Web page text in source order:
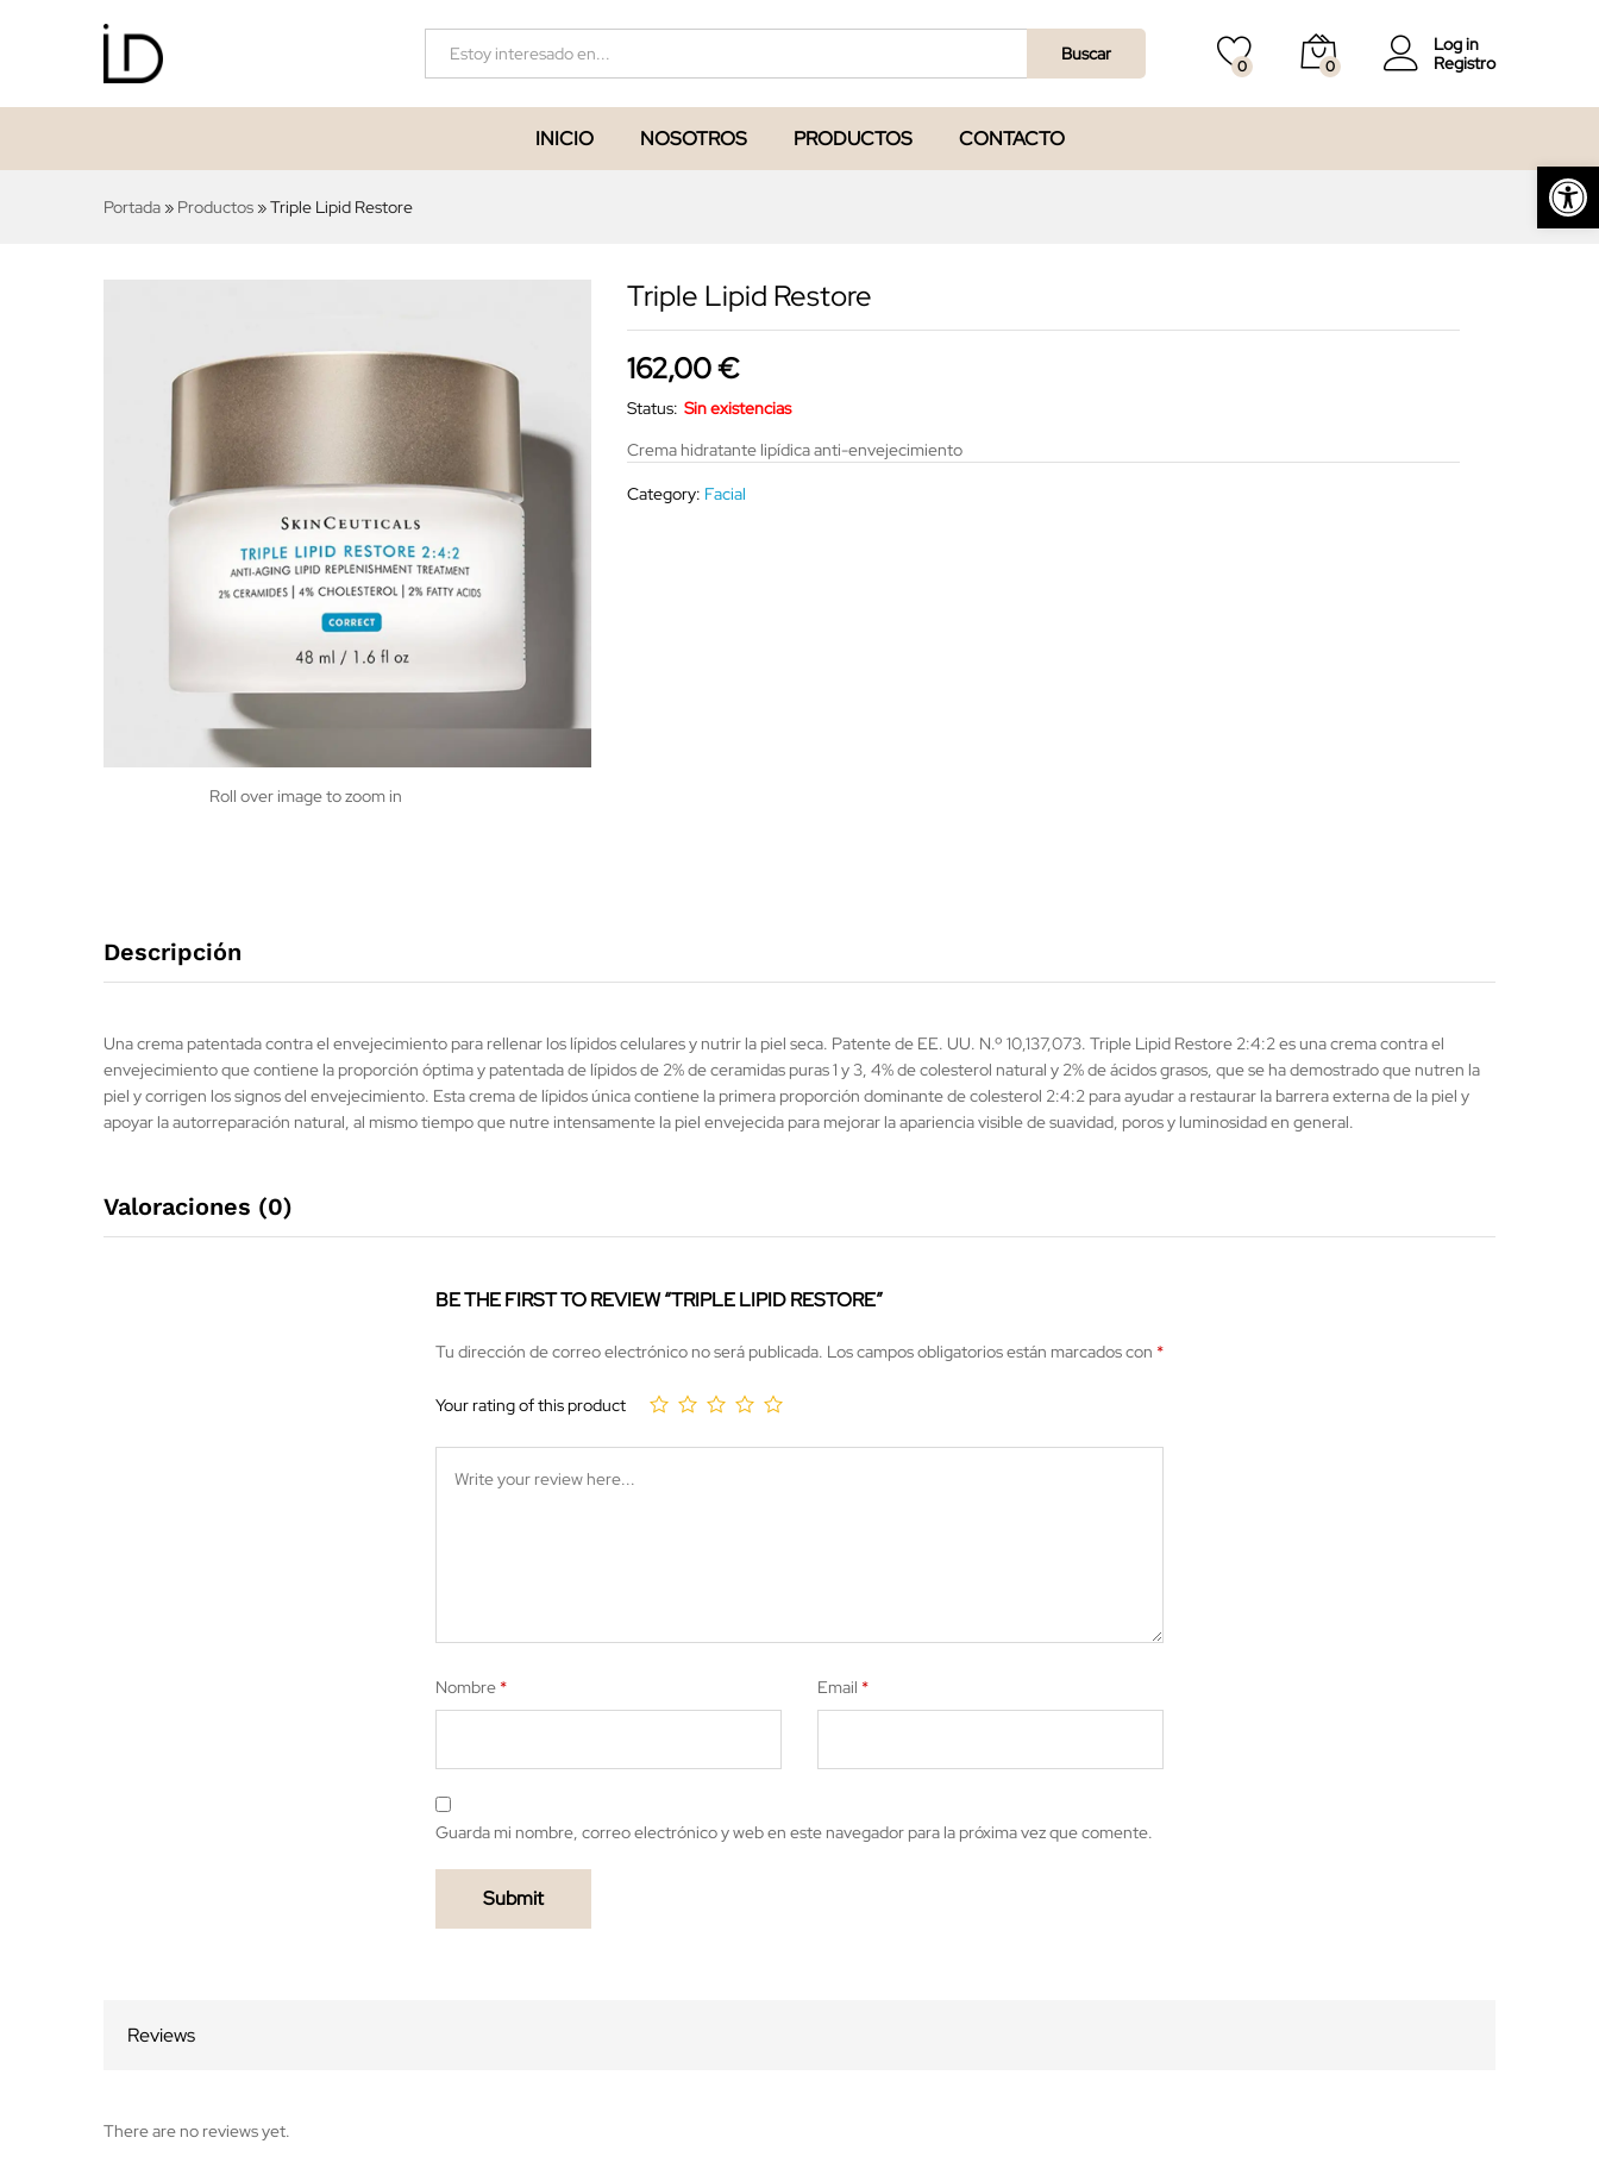
Abrir barra de herramientas
Categorías Buscar
0 0
Log in
Registro
INICIO NOSOTROS PRODUCTOS CONTACTO
Portada » Productos »Triple Lipid Restore
Roll over image to zoom in
Triple Lipid Restore
162,00€
Status: Sin existencias
Crema hidratante lipídica anti-envejecimiento
Category: Facial
Descripción
Una crema patentada contra el envejecimiento para rellenar los lípidos celulares y nutrir la piel seca. Patente de EE. UU. N.º 10,137,073. Triple Lipid Restore 2:4:2 es una crema contra el
envejecimiento que contiene la proporción óptima y patentada de lípidos de 2% de ceramidas puras 1 y 3, 4% de colesterol natural y 2% de ácidos grasos, que se ha demostrado que nutren la
piel y corrigen los signos del envejecimiento. Esta crema de lípidos única contiene la primera proporción dominante de colesterol 2:4:2 para ayudar a restaurar la barrera externa de la piel y
apoyar la autorreparación natural, al mismo tiempo que nutre intensamente la piel envejecida para mejorar la apariencia visible de suavidad, poros y luminosidad en general.
Valoraciones (0)
BE THE FIRST TO REVIEW “TRIPLE LIPID RESTORE”
Tu dirección de correo electrónico no será publicada. Los campos obligatorios están marcados con *
Your rating of this product
Nombre * Email *
Guarda mi nombre, correo electrónico y web en este navegador para la próxima vez que comente.
Reviews
There are no reviews yet.
Valoraciones (0)